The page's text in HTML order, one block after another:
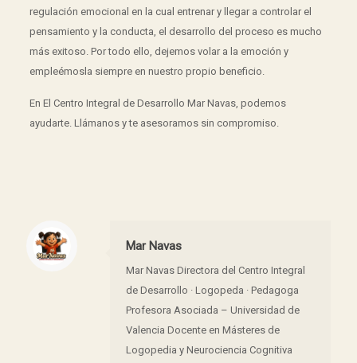
regulación emocional en la cual entrenar y llegar a controlar el
pensamiento y la conducta, el desarrollo del proceso es mucho
más exitoso. Por todo ello, dejemos volar a la emoción y
empleémosla siempre en nuestro propio beneficio.
En El Centro Integral de Desarrollo Mar Navas, podemos
ayudarte. Llámanos y te asesoramos sin compromiso.
Mar Navas
Mar Navas Directora del Centro Integral
de Desarrollo · Logopeda · Pedagoga
Profesora Asociada – Universidad de
Valencia Docente en Másteres de
Logopedia y Neurociencia Cognitiva